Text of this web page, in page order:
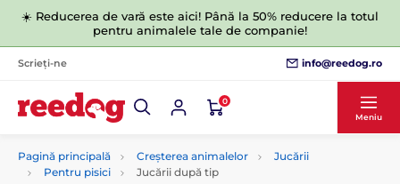
☀️ Reducerea de vară este aici! Până la 50% reducere la totul
pentru animalele tale de companie!
Scrieți-ne info@reedog.ro
0
Meniu
Pagină principală Creșterea animalelor
Jucării
Pentru pisici
Jucării după tip